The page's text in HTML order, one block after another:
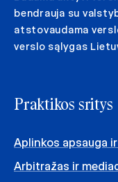
bendrauja su
atstovaudama
verslo sąlygas
Praktikos sritys
Aplinkos apsauga
Arbitražas ir